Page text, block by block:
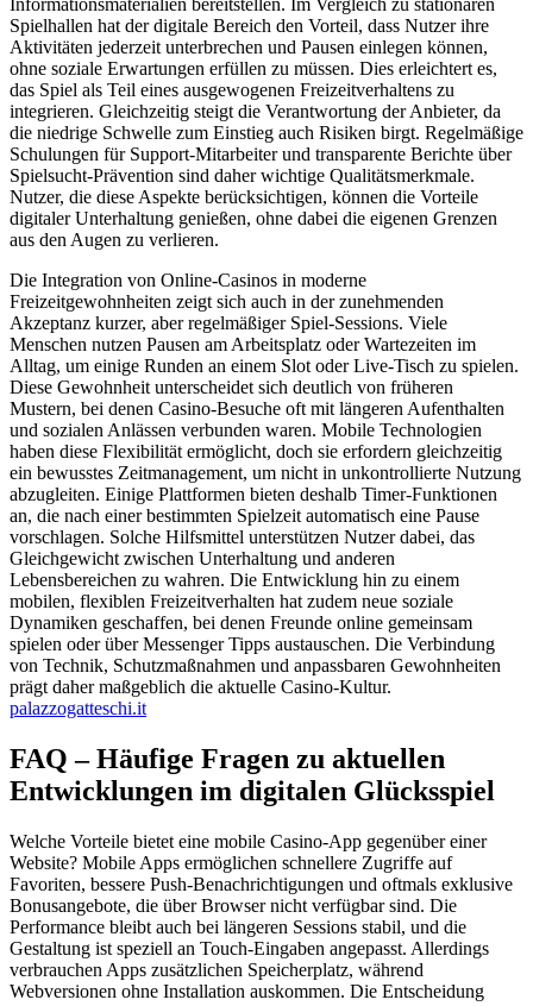
Spielhallen hat der digitale Bereich den Vorteil, dass Nutzer ihre
Aktivitäten jederzeit unterbrechen und Pausen einlegen können,
ohne soziale Erwartungen erfüllen zu müssen. Dies erleichtert es,
das Spiel als Teil eines ausgewogenen Freizeitverhaltens zu
integrieren. Gleichzeitig steigt die Verantwortung der Anbieter, da
die niedrige Schwelle zum Einstieg auch Risiken birgt. Regelmäßige
Schulungen für Support-Mitarbeiter und transparente Berichte über
Spielsucht-Prävention sind daher wichtige Qualitätsmerkmale.
Nutzer, die diese Aspekte berücksichtigen, können die Vorteile
digitaler Unterhaltung genießen, ohne dabei die eigenen Grenzen
aus den Augen zu verlieren.
Die Integration von Online-Casinos in moderne
Freizeitgewohnheiten zeigt sich auch in der zunehmenden
Akzeptanz kurzer, aber regelmäßiger Spiel-Sessions. Viele
Menschen nutzen Pausen am Arbeitsplatz oder Wartezeiten im
Alltag, um einige Runden an einem Slot oder Live-Tisch zu spielen.
Diese Gewohnheit unterscheidet sich deutlich von früheren
Mustern, bei denen Casino-Besuche oft mit längeren Aufenthalten
und sozialen Anlässen verbunden waren. Mobile Technologien
haben diese Flexibilität ermöglicht, doch sie erfordern gleichzeitig
ein bewusstes Zeitmanagement, um nicht in unkontrollierte Nutzung
abzugleiten. Einige Plattformen bieten deshalb Timer-Funktionen
an, die nach einer bestimmten Spielzeit automatisch eine Pause
vorschlagen. Solche Hilfsmittel unterstützen Nutzer dabei, das
Gleichgewicht zwischen Unterhaltung und anderen
Lebensbereichen zu wahren. Die Entwicklung hin zu einem
mobilen, flexiblen Freizeitverhalten hat zudem neue soziale
Dynamiken geschaffen, bei denen Freunde online gemeinsam
spielen oder über Messenger Tipps austauschen. Die Verbindung
von Technik, Schutzmaßnahmen und anpassbaren Gewohnheiten
prägt daher maßgeblich die aktuelle Casino-Kultur.
palazzogatteschi.it
FAQ – Häufige Fragen zu aktuellen
Entwicklungen im digitalen Glücksspiel
Welche Vorteile bietet eine mobile Casino-App gegenüber einer
Website? Mobile Apps ermöglichen schnellere Zugriffe auf
Favoriten, bessere Push-Benachrichtigungen und oftmals exklusive
Bonusangebote, die über Browser nicht verfügbar sind. Die
Performance bleibt auch bei längeren Sessions stabil, und die
Gestaltung ist speziell an Touch-Eingaben angepasst. Allerdings
verbrauchen Apps zusätzlichen Speicherplatz, während
Webversionen ohne Installation auskommen. Die Entscheidung